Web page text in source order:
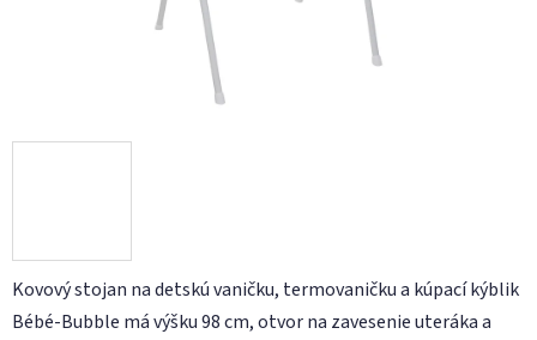
Kovový stojan na detskú vaničku, termovaničku a kúpací kýblik
Bébé-Bubble má výšku 98 cm, otvor na zavesenie uteráka a